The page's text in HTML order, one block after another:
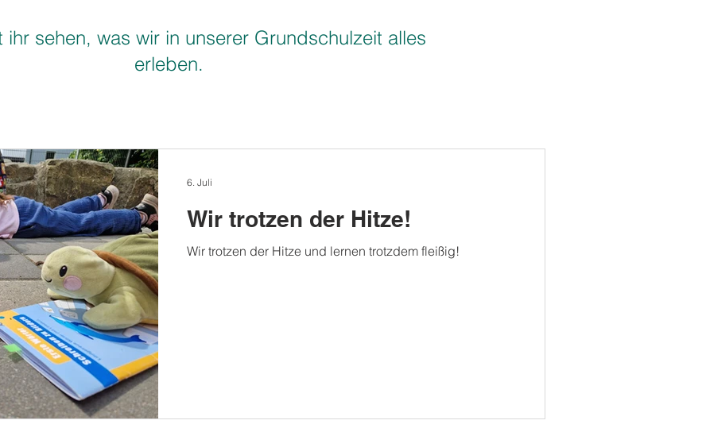
ihr sehen, was wir in unserer Grundschulzeit alles
erleben.
Wir trotzen der Hitze!
Wir trotzen der Hitze und lernen trotzdem fleißig!
6. Juli